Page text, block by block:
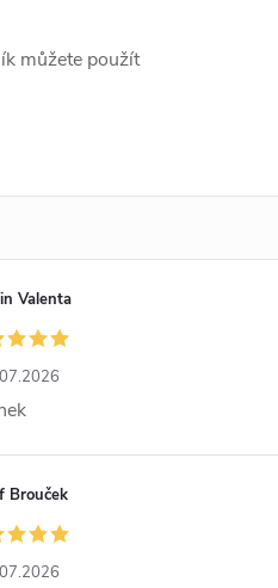
můžete použít
Valenta
Brouček